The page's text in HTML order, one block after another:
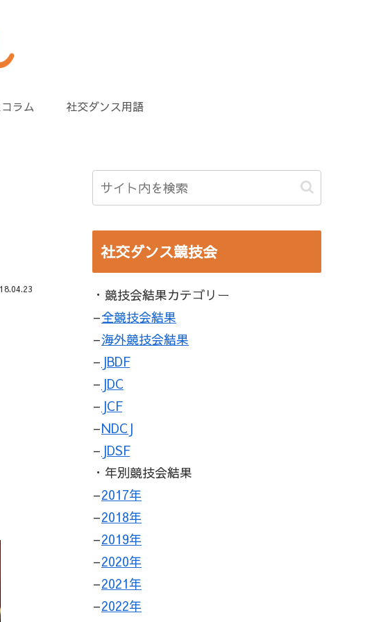
ラム 社交ダンス用語
社交ダンス競技会
・競技会結果カテゴリー
–全競技会結果
–海外競技会結果
– JBDF
– JDC
– JCF
–NDCJ
– JDSF
・年別競技会結果
–2017年
–2018年
–2019年
–2020年
–2021年
–2022年